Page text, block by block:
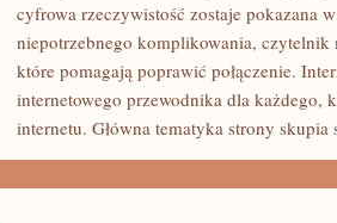
TRENDY
INTERNECIE
cyfrowa rzeczywistość zostaje pokazana
niepotrzebnego komplikowania,
które pomagają poprawić połączenie.
internetowego przewodnika dla każdego,
internetu. Główna tematyka strony skupia